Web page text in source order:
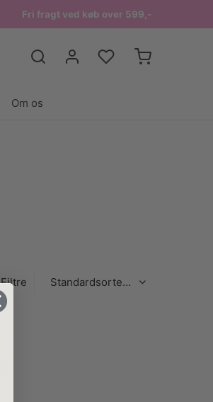
Fri fragt ved køb over 599,-
Om os
Filtre